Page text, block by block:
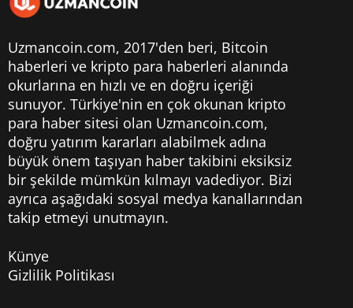
Uzmancoin.com, 2017'den beri, Bitcoin
haberleri ve kripto para haberleri alanında
okurlarına en hızlı ve en doğru içeriği
sunuyor. Türkiye'nin en çok okunan kripto
para haber sitesi olan Uzmancoin.com,
doğru yatırım kararları alabilmek adına
büyük önem taşıyan haber takibini eksiksiz
bir şekilde mümkün kılmayı vadediyor. Bizi
ayrıca aşağıdaki sosyal medya kanallarından
takip etmeyi unutmayın.
Künye
Gizlilik Politikası